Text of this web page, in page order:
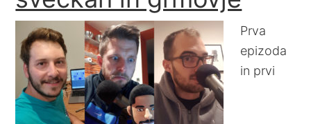
Prva
epizoda
in prvi